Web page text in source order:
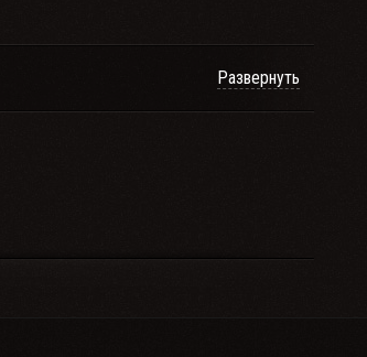
Развернуть